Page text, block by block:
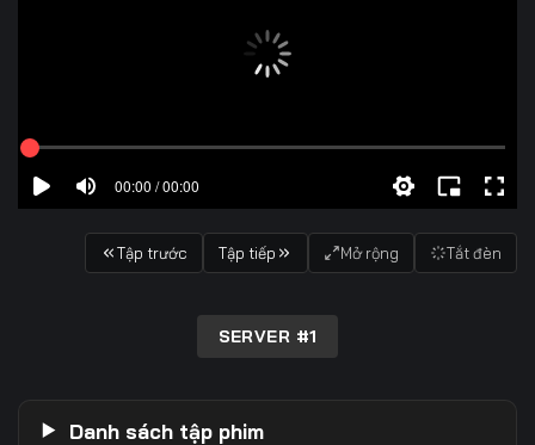
00:00 / 00:00
Tập trước Tập tiếp Mở rộng Tắt đèn
SERVER #1
Danh sách tập phim